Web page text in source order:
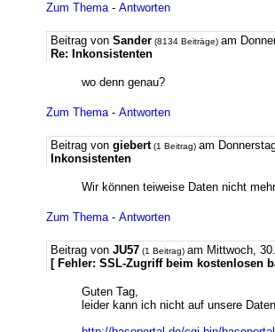
Zum Thema- Antworten
Beitrag von Sander (8134 Beiträge) am
Re: Inkonsistenten
wo denn genau?
Zum Thema- Antworten
Beitrag von giebert(1 Beitrag) am
Inkonsistenten
Wir können teiweise Daten nicht
Zum Thema- Antworten
Beitrag von JU57 (1 Beitrag) am Mittwoch,
[ Fehler: SSL-Zugriff beim kostenlosen
Guten Tag,
leider kann ich nicht auf unsere